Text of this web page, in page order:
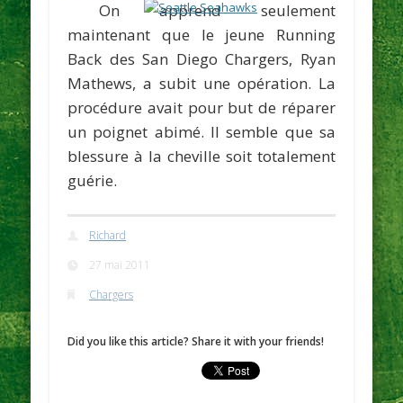
On apprend seulement
maintenant que le jeune Running
Back des San Diego Chargers, Ryan
Mathews, a subit une opération. La
procédure avait pour but de réparer
un poignet abimé. Il semble que sa
blessure à la cheville soit totalement
guérie.
Richard
27 mai 2011
Chargers
Did you like this article? Share it with your friends!